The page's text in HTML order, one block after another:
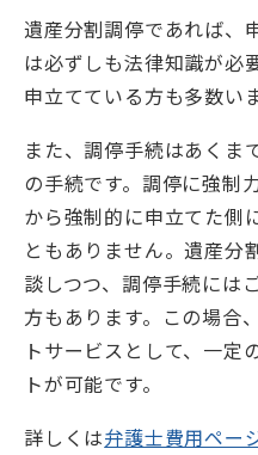
遺産分割調停であれば、
は必ずしも法律知識が必
申立てている方も多数いま
また、調停手続はあくま
の手続です。調停に強制
から強制的に申立てた側
ともありません。遺産分
談しつつ、調停手続には
方もあります。この場合
トサービスとして、一定
トが可能です。
詳しくは弁護士費用ペー